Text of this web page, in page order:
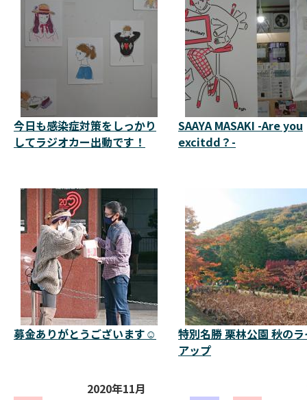
今日も感染症対策をしっかり
してラジオカー出動です！
SAAYA MASAKI -Are you
excitdd？-
募金ありがとうございます☺️
特別名勝 栗林公園 秋の
アップ
2020年11月